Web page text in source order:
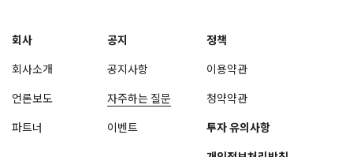
회사
회사소개
언론보도
파트너
공지
공지사항
자주하는 질문
이벤트
정책
이용약관
청약약관
투자 유의사항